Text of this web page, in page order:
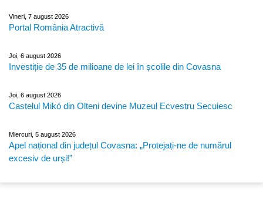
Vineri, 7 august 2026
Portal România Atractivă
Joi, 6 august 2026
Investiție de 35 de milioane de lei în școlile din Covasna
Joi, 6 august 2026
Castelul Mikó din Olteni devine Muzeul Ecvestru Secuiesc
Miercuri, 5 august 2026
Apel național din județul Covasna: „Protejați-ne de numărul
excesiv de urși!”